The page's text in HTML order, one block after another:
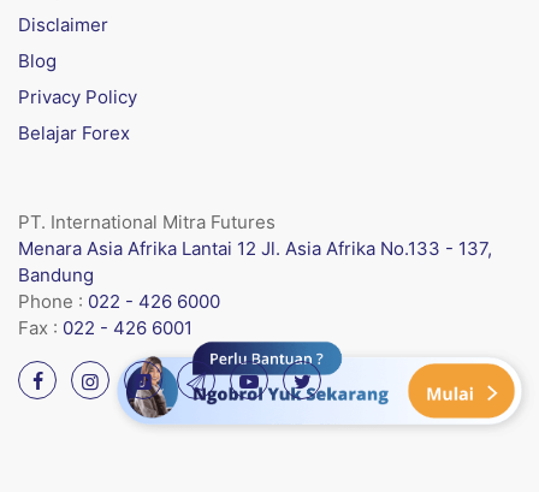
Disclaimer
Blog
Privacy Policy
Belajar Forex
PT. International Mitra Futures
Menara Asia Afrika Lantai 12 Jl. Asia Afrika No.133 - 137,
Bandung
Phone : 022 - 426 6000
Fax : 022 - 426 6001